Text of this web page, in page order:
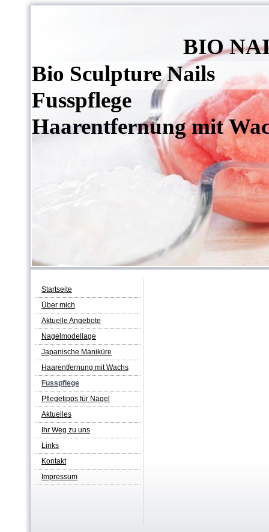
BIO NAILS
Bio Sculpture Nails
Fusspflege
Haarentfernung mit
Startseite
Über mich
Aktuelle Angebote
Nagelmodellage
Japanische Maniküre
Haarentfernung mit Wachs
Fusspflege
Pflegetipps für Nägel
Aktuelles
Ihr Weg zu uns
Links
Kontakt
Impressum